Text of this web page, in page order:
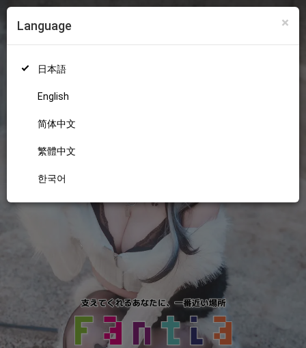
×
Language
日本語
English
简体中文
繁體中文
한국어
18+